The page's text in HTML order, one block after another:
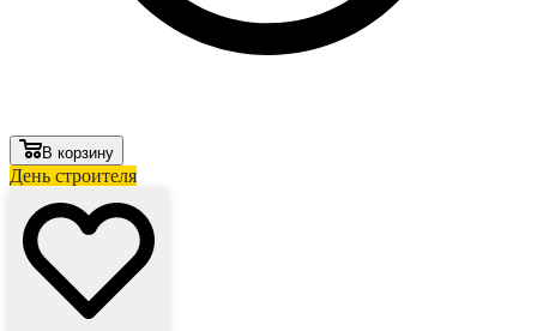
В корзину
День строителя